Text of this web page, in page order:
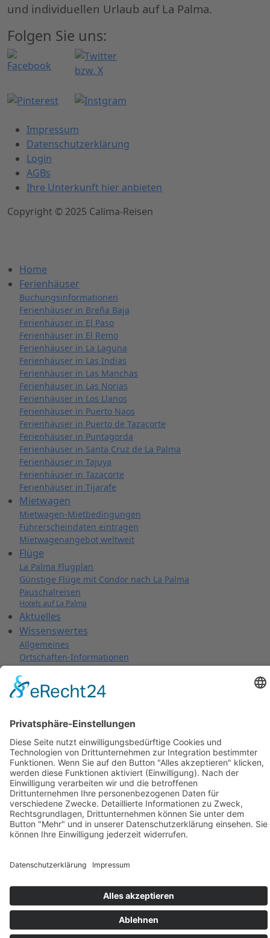
und individuellen Urlaub auf La Palma.
Folgen Sie uns:
Impressum
Datenschutzerklärung
Login
AGBs
Ihre Unterkunft hier anbieten
Copyright © 2025 Calima-Reisen
Home
Ferienhäuser
Buchungsinformationen
Ferienhäuser in Breña Baja
Ferienhäuser in El Paso
Ferienhäuser in El Remo
Ferienhäuser in La Laguna
Ferienhäuser in Las Indias
Ferienhäuser in Las Manchas
Ferienhäuser in Las Norias
Ferienhäuser in Los Llanos
Ferienhäuser in Puerto Naos
Ferienhäuser in Puerto de Tazacorte
Ferienhäuser in Puntagorda
Ferienhäuser in Santa Cruz de La Palma
Ferienhäuser in Tajuya
Ferienhäuser in Tazacorte
Ferienhäuser in Tijarafe
Mietwagen
Mietwagen-Mietbedingungen
Führerscheindaten eintragen
Mietwagenangebot weltweit
Flüge
La Palma Flugplan
Günstige Flüge mit Condor nach La Palma
Pauschalreisen
Hotels auf La Palma
Aktuelles
Wissenswertes
Allgemeines
Ortschaften-Informationen
Restaurants auf La Palma
Fiestas - Feiern
La Palma Urlaub
Reiseversicherung
Wanderungen auf La Palma
Über uns
E-Mail an CalimaReisen
Weblinks
La Palma Links
Reisen weltweit
Fewos Weltweit